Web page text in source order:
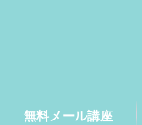
無料メール講座